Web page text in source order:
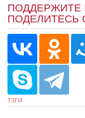
ПОДДЕРЖИТЕ
ПОДЕЛИТЕСЬ
ТЭГИ